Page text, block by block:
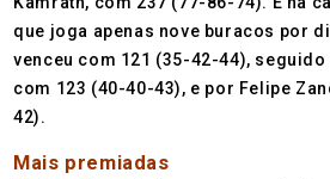
que joga apenas nove buracos por
venceu com 121 (35-42-44),
com 123 (40-40-43), e por Felipe
42).
Mais premiadas